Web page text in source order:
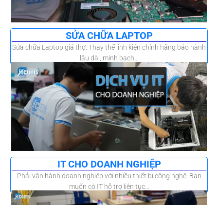
SỬA CHỮA LAPTOP
Sửa chữa Laptop giá thợ. Thay thế linh kiện chính hãng bảo hành
lâu dài, minh bạch...
IT CHO DOANH NGHIỆP
Phải vận hành doanh nghiệp với nhiều thiết bị công nghệ. Bạn
muốn có IT hỗ trợ liên tục...